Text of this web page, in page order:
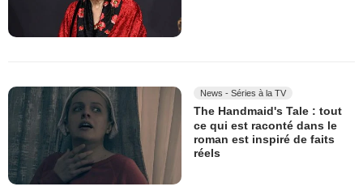
News - Séries à la TV
The Handmaid's Tale : tout
ce qui est raconté dans le
roman est inspiré de faits
réels